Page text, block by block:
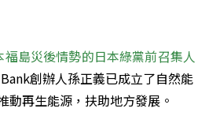
島災後情勢的日本綠黨前召集人
創辦人孫正義已成立了自然能
動再生能源，扶助地方發展。